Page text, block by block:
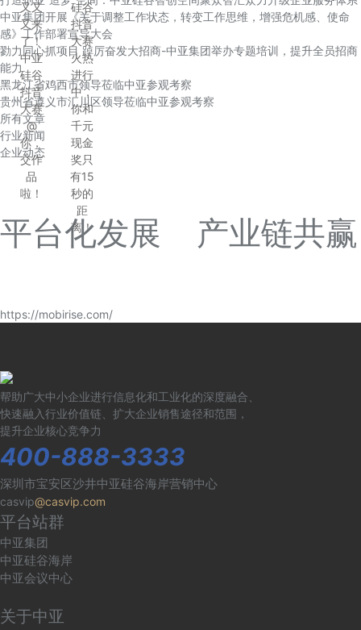
又又
又来
了！
中亚
硅谷
抖音
大赛
@
你，
交作
品
啦！
硅谷
抖音
大赛
火热
进行
中，
你和
千元
现金
奖只
有15
秒的
距
离！
中亚集团开展《关于调整工作状态，转变工作思维，增强危机感、使命
感》工作部署宣导大会
勠力同心抓项目 踔厉奋发大招商-中亚集团举办专题培训，提升全员招商
能力
黑龙江省鸡西市领导莅临中亚参观考察
贵州省遵义市汇川区领导莅临中亚参观考察
所有文章
行业新闻
企业动态
平台化发展 产业链共赢
https://mobirise.com/
帮助广大中小企业进行信息化和工业化的深度融合、
快速融入行业价值链、扩大企业销售途径和范围，
提升企业核心竞争力
400-888-3333
深圳市宝安区沙井中亚硅谷海岸营销中心
casvip@casvip.com
平台站群
中亚集团
中亚硅谷海岸
中亚会议中心
关于中亚